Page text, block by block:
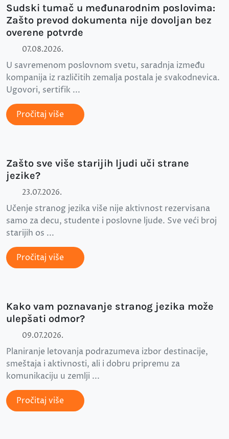
Sudski tumač u međunarodnim poslovima:
Zašto prevod dokumenta nije dovoljan bez
overene potvrde
07.08.2026.
U savremenom poslovnom svetu, saradnja između
kompanija iz različitih zemalja postala je svakodnevica.
Ugovori, sertifik ...
Pročitaj više
Zašto sve više starijih ljudi uči strane
jezike?
23.07.2026.
Učenje stranog jezika više nije aktivnost rezervisana
samo za decu, studente i poslovne ljude. Sve veći broj
starijih os ...
Pročitaj više
Kako vam poznavanje stranog jezika može
ulepšati odmor?
09.07.2026.
Planiranje letovanja podrazumeva izbor destinacije,
smeštaja i aktivnosti, ali i dobru pripremu za
komunikaciju u zemlji ...
Pročitaj više